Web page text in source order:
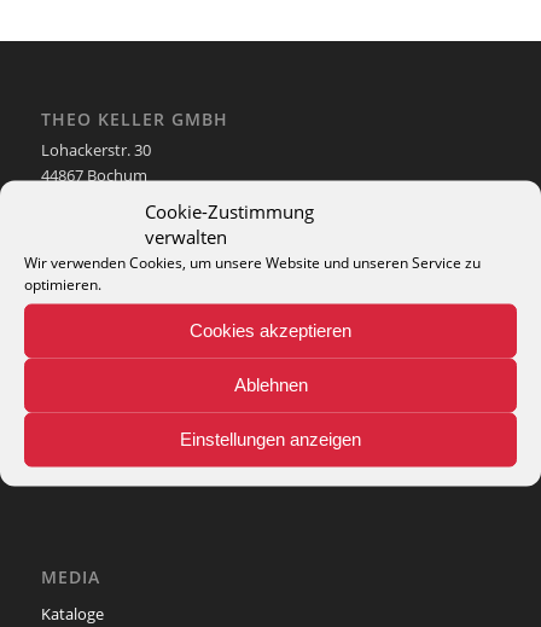
Cookie-Zustimmung
verwalten
Wir verwenden Cookies, um unsere Website und unseren Service zu
optimieren.
Cookies akzeptieren
Ablehnen
Einstellungen anzeigen
THEO KELLER GMBH
Lohackerstr. 30
44867 Bochum
phone: + 49 (2327) 3083 - 20
info@theko-collection.com
INFO
MEDIA
Kataloge